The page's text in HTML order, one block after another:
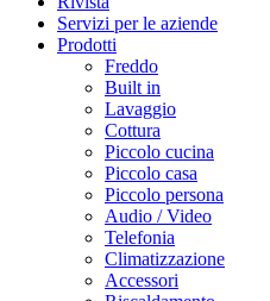
Servizi per le aziende
Prodotti
Freddo
Built in
Lavaggio
Cottura
Piccolo cucina
Piccolo casa
Piccolo persona
Audio / Video
Telefonia
Climatizzazione
Accessori